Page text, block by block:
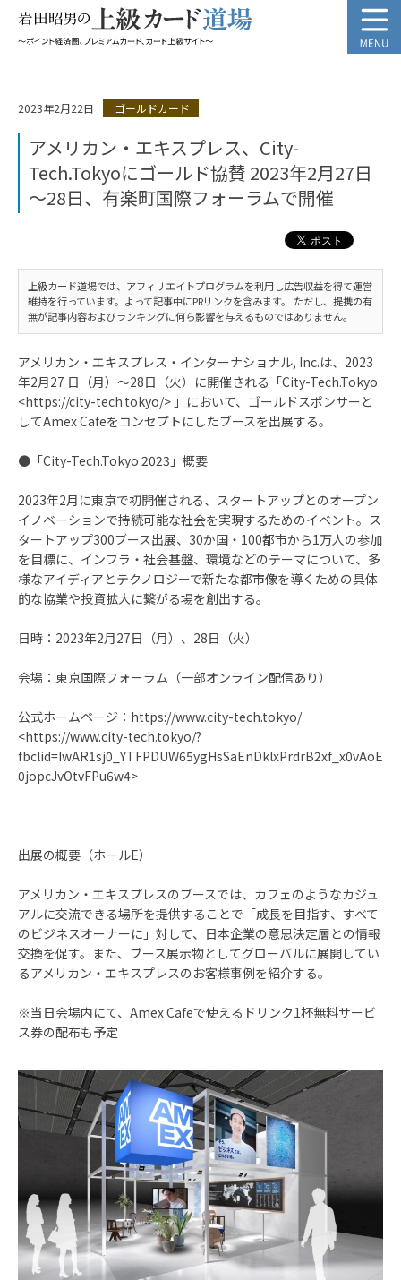
2023年2月22日 ゴールドカード
アメリカン・エキスプレス、City-
Tech.Tokyoにゴールド協賛 2023年2月27日
～28日、有楽町国際フォーラムで開催
上級カード道場では、アフィリエイトプログラムを利用し広告収益を得て運営
維持を行っています。よって記事中にPRリンクを含みます。 ただし、提携の有
無が記事内容およびランキングに何ら影響を与えるものではありません。
アメリカン・エキスプレス・インターナショナル, Inc.は、2023
年2月27 日（月）～28日（火）に開催される「City-Tech.Tokyo
<https://city-tech.tokyo/> 」において、ゴールドスポンサーと
してAmex Cafeをコンセプトにしたブースを出展する。
●「City-Tech.Tokyo 2023」概要
2023年2月に東京で初開催される、スタートアップとのオープン
イノベーションで持続可能な社会を実現するためのイベント。ス
タートアップ300ブース出展、30か国・100都市から1万人の参加
を目標に、インフラ・社会基盤、環境などのテーマについて、多
様なアイディアとテクノロジーで新たな都市像を導くための具体
的な協業や投資拡大に繋がる場を創出する。
日時：2023年2月27日（月）、28日（火）
会場：東京国際フォーラム（一部オンライン配信あり）
公式ホームページ：https://www.city-tech.tokyo/
<https://www.city-tech.tokyo/?
fbclid=IwAR1sj0_YTFPDUW65ygHsSaEnDklxPrdrB2xf_x0vAoE
0jopcJvOtvFPu6w4>
出展の概要（ホールE）
アメリカン・エキスプレスのブースでは、カフェのようなカジュ
アルに交流できる場所を提供することで「成長を目指す、すべて
のビジネスオーナーに」対して、日本企業の意思決定層との情報
交換を促す。また、ブース展示物としてグローバルに展開してい
るアメリカン・エキスプレスのお客様事例を紹介する。
※当日会場内にて、Amex Cafeで使えるドリンク1杯無料サービ
ス券の配布も予定